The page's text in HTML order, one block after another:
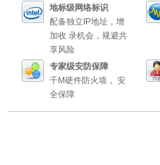
地标级网络标识
配备独立IP地址，增
加收 录机会，规避共
享风险
专家级安防保障
千M硬件防火墙， 安
全保障